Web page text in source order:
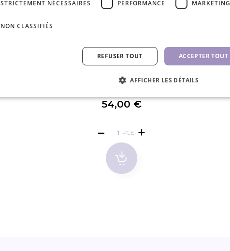
RefectoCil Brow & Lash Booster
54,00 €
PCE
STRICTEMENT NÉCESSAIRES PERFORMANCE MARKETING
NON CLASSIFIÉS
ACCEPTER TOUT
REFUSER TOUT
AFFICHER LES DÉTAILS